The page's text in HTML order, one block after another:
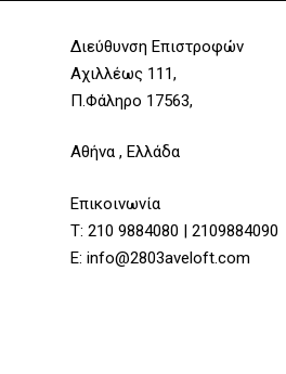
Διεύθυνση Επιστροφών
Αχιλλέως 111,
Π.Φάληρο 17563,
Αθήνα , Ελλάδα
Επικοινωνία
Τ: 210 9884080 | 2109884090
E: info@2803aveloft.com